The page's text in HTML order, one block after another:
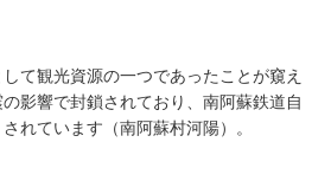
て観光資源の一つであったことが窺え
影響で封鎖されており、南阿蘇鉄道自
れています（南阿蘇村河陽）。